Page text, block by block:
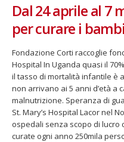
Dal 24 aprile al 7
per curare i
Fondazione Corti raccoglie
Hospital In Uganda quasi il
il tasso di mortalità infantile è
non arrivano ai 5 anni d’età a
malnutrizione. Speranza di
St. Mary’s Hospital Lacor nel
ospedali senza scopo di lucro
curate ogni anno 250mila